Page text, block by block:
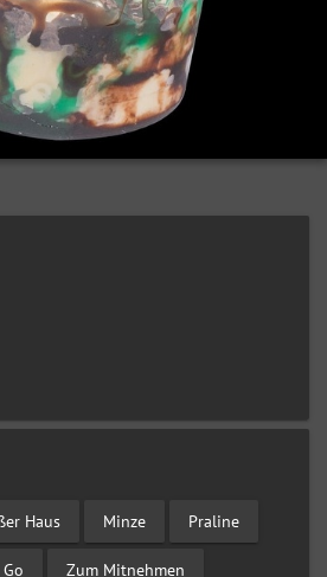
Haus Minze Praline
Zum Mitnehmen